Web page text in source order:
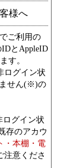
様へ
ご利用の
とAppleID
す。
ログイン状
せん(※)の
グイン状
存のアカウ
・本棚・電
注意くださ